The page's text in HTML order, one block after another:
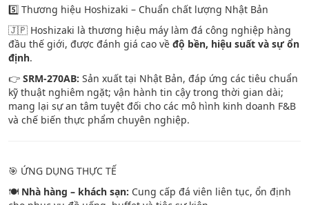
5️⃣ Thương hiệu Hoshizaki – Chuẩn chất lượng Nhật Bản
🇯🇵 Hoshizaki là thương hiệu máy làm đá công nghiệp hàng
đầu thế giới, được đánh giá cao về độ bền, hiệu suất và sự ổn
định.
👉 SRM-270AB: Sản xuất tại Nhật Bản, đáp ứng các tiêu chuẩn
kỹ thuật nghiêm ngặt; vận hành tin cậy trong thời gian dài;
mang lại sự an tâm tuyệt đối cho các mô hình kinh doanh F&B
và chế biến thực phẩm chuyên nghiệp.
🎯 ỨNG DỤNG THỰC TẾ
🍽️ Nhà hàng – khách sạn: Cung cấp đá viên liên tục, ổn định